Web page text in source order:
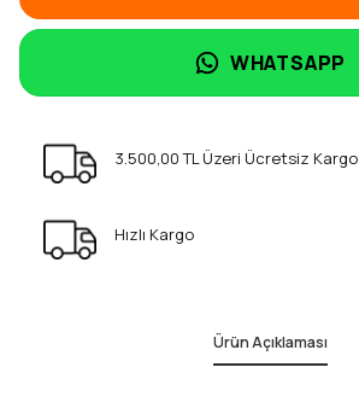
WHATSAPP
3.500,00 TL Üzeri Ücretsiz Kargo
Hızlı Kargo
Ürün Açıklaması